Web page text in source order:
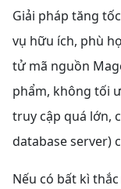
Giải pháp tăng
vụ hữu ích, phù
tử mã nguồn
phẩm, không tối
truy cập quá lớn,
database server)
Nếu có bất kì